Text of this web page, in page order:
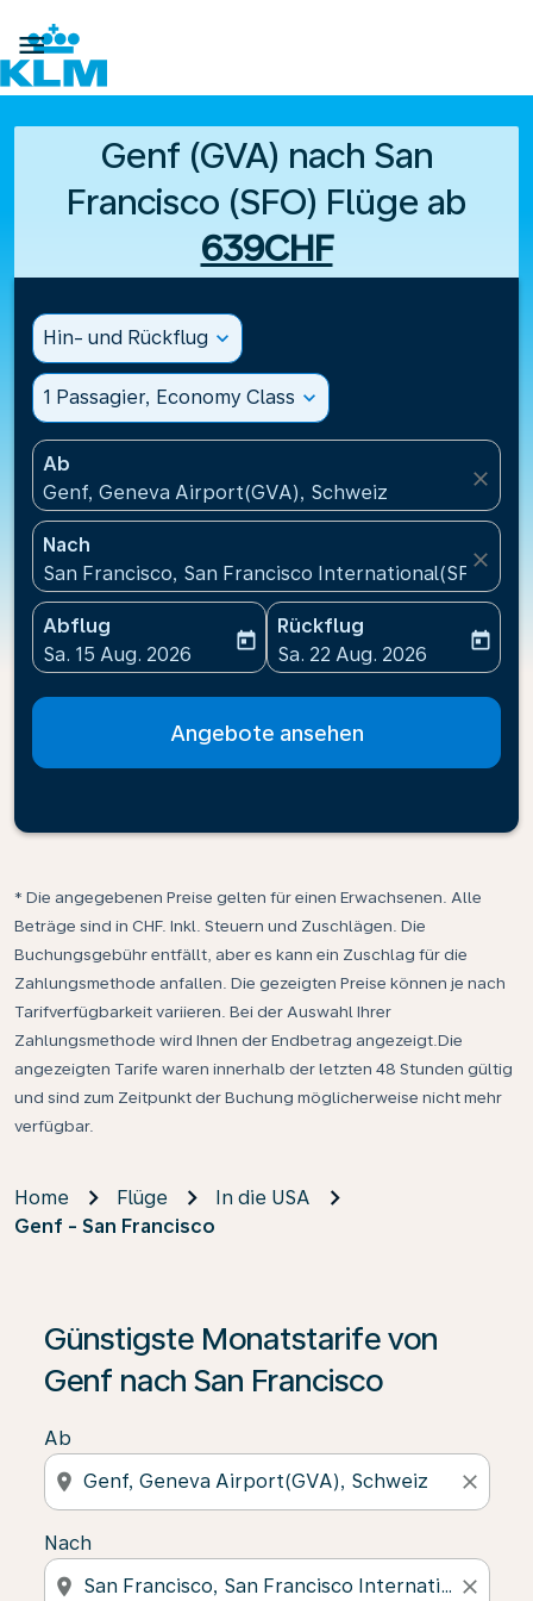

Genf (GVA) nach San
Francisco (SFO) Flüge ab
639CHF
Hin- und Rückflug expand_more
1 Passagier, Economy Class expand_more
Ab
Genf, Geneva Airport(GVA), Schweiz
close
Nach
San Francisco, San Francisco International(SFO),
close
Abflug
fc-booking-departure-date-aria-label
Sa. 15 Aug. 2026
today
Rückflug
fc-booking-return-date-
Sa. 22 Aug. 2026
today
Angebote ansehen
* Die angegebenen Preise gelten für einen Erwachsenen. Alle
Beträge sind in CHF. Inkl. Steuern und Zuschlägen. Die
Buchungsgebühr entfällt, aber es kann ein Zuschlag für die
Zahlungsmethode anfallen. Die gezeigten Preise können je nach
Tarifverfügbarkeit variieren. Bei der Auswahl Ihrer
Zahlungsmethode wird Ihnen der Endbetrag angezeigt.Die
angezeigten Tarife waren innerhalb der letzten 48 Stunden gültig
und sind zum Zeitpunkt der Buchung möglicherweise nicht mehr
verfügbar.
Home Flüge
In die USA
Genf - San Francisco
Günstigste Monatstarife von
Genf nach San Francisco
Ab
location_on close
Nach
location_on close